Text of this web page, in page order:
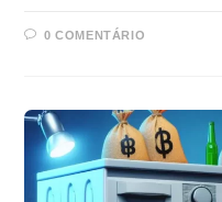
0 COMENTÁRIO